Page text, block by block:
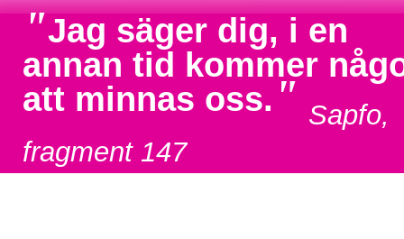
"Jag säger dig, i en
annan tid kommer
att minnas oss. " Sapfo,
fragment 147